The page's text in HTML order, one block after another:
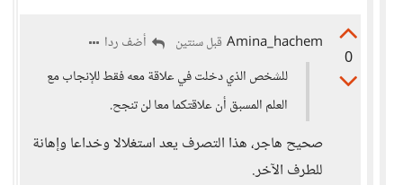
0
Amina_hachem قبل سنتين
أضف ردا
للشخص الذي دخلت في علاقة معه فقط للإنجاب مع
العلم المسبق أن علاقتكما معا لن تنجح.
صحيح هاجر، هذا التصرف يعد استغلالا وخداعا وإهانة
للطرف الآخر.